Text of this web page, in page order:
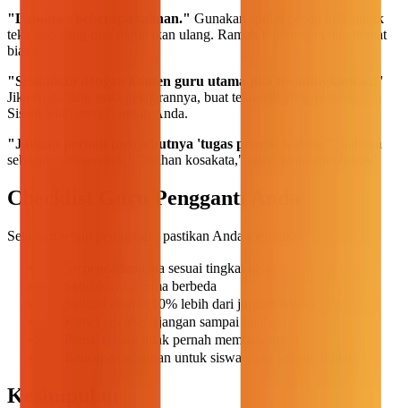
"Laminasi beberapa salinan." Gunakan spidol papan tulis untuk
teka-teki yang bisa digunakan ulang. Ramah lingkungan dan hemat
biaya.
"Sesuaikan dengan konten guru utama jika memungkinkan."
Jika Anda tahu mata pelajarannya, buat teka-teki yang relevan.
Siswa lebih menghormati Anda.
"Jangan pernah menyebutnya 'tugas pengisi waktu.'"
Jadikan
sebagai "latihan otak," "latihan kosakata," atau "tantangan fokus."
Checklist Guru Pengganti Anda
Sebelum setiap penugasan, pastikan Anda memiliki:
5+ pencarian kata sesuai tingkat kelas
Setidaknya 2 tema berbeda
Salinan ekstra (10% lebih dari jumlah siswa)
Kunci jawaban (jangan sampai hilang!)
Pensil (siswa tidak pernah membawanya)
Rencana cadangan untuk siswa yang selesai duluan
Kesimpulan